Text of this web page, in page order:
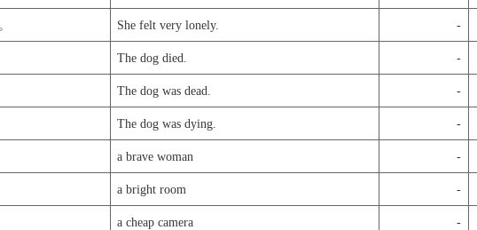
She felt very lonely. -
The dog died. -
The dog was dead. -
The dog was dying. -
a brave woman -
a bright room -
a cheap camera -